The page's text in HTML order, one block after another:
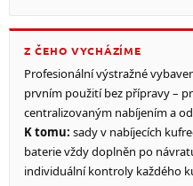
Z ČEHO VYCHÁZÍME
Profesionální výstražné
prvním použití bez přípravy –
centralizovaným nabíjením a
K tomu: sady v nabíjecích
baterie vždy doplněn po
individuální kontroly každého